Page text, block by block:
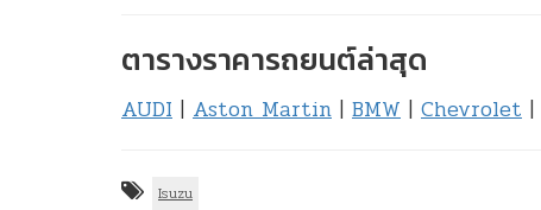
ตารางราคารถยนต์ล่าสุด
AUDI | Aston Martin | BMW | Chevrolet |
Isuzu